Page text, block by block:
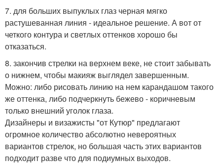
7. для больших выпуклых глаз черная мягко
растушеванная линия - идеальное решение. А вот от
четкого контура и светлых оттенков хорошо бы
отказаться.
8. закончив стрелки на верхнем веке, не стоит забывать
о нижнем, чтобы макияж выглядел завершенным.
Можно: либо рисовать линию на нем карандашом такого
же оттенка, либо подчеркнуть бежево - коричневым
только внешний уголок глаза.
Дизайнеры и визажисты "от Кутюр" предлагают
огромное количество абсолютно невероятных
вариантов стрелок, но большая часть этих вариантов
подходит разве что для подиумных выходов.